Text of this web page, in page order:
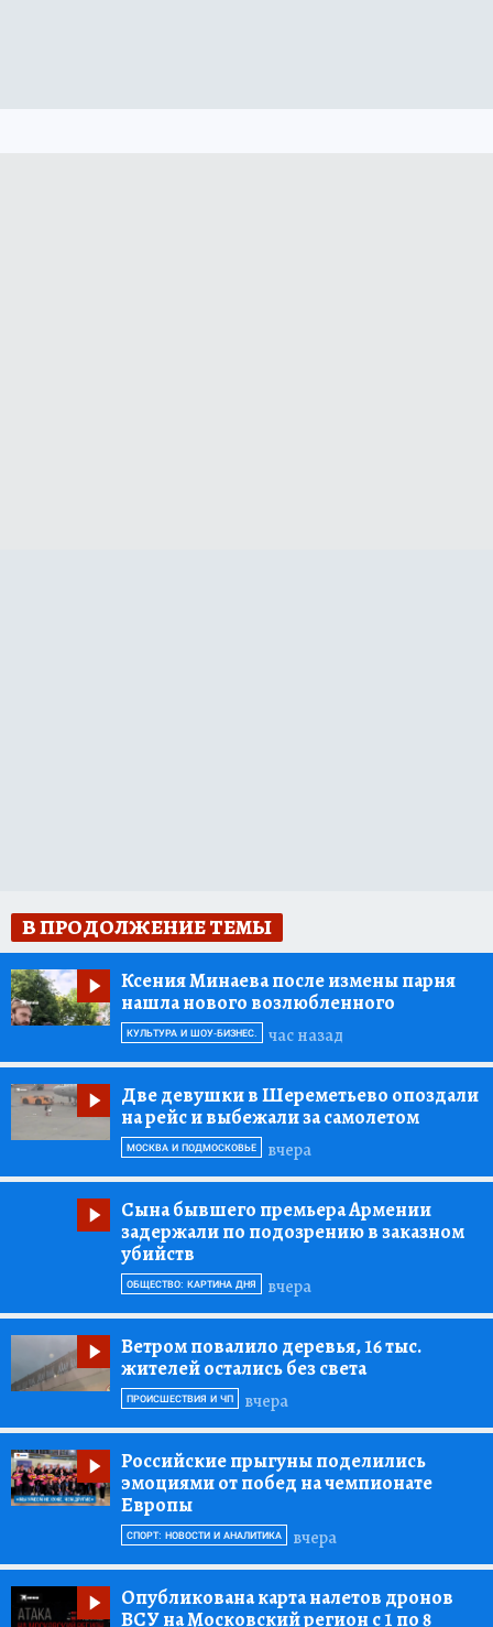
В ПРОДОЛЖЕНИЕ ТЕМЫ
Ксения Минаева после измены парня
нашла нового возлюбленного
час назад
КУЛЬТУРА И ШОУ-БИЗНЕС.
Две девушки в Шереметьево опоздали
на рейс и выбежали за самолетом
вчера
МОСКВА И ПОДМОСКОВЬЕ
Сына бывшего премьера Армении
задержали по подозрению в заказном
убийств
вчера
ОБЩЕСТВО: КАРТИНА ДНЯ
Ветром повалило деревья, 16 тыс.
жителей остались без света
вчера
ПРОИСШЕСТВИЯ И ЧП
Российские прыгуны поделились
эмоциями от побед на чемпионате
Европы
вчера
СПОРТ: НОВОСТИ И АНАЛИТИКА
Опубликована карта налетов дронов
ВСУ на Московский регион с 1 по 8